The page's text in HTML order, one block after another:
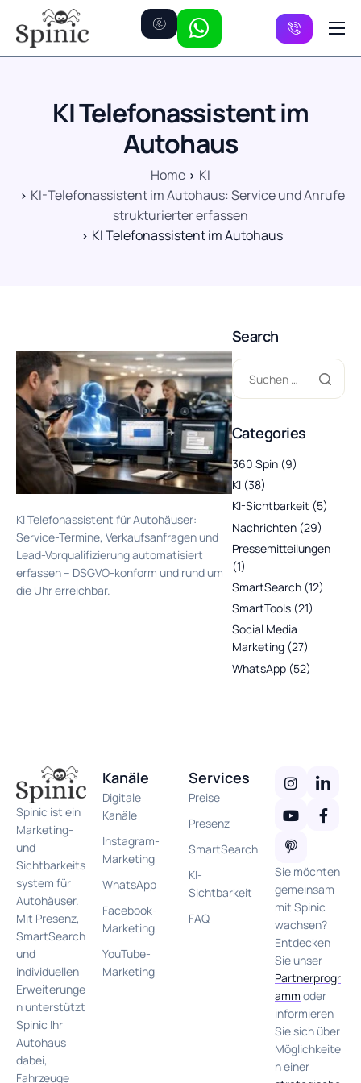
Preise
KI Telefonassistent im
Autohaus
Home
KI
KI-Telefonassistent im Autohaus: Service und Anrufe
strukturierter erfassen
KI Telefonassistent im Autohaus
KI Telefonassistent für Autohäuser:
Service-Termine, Verkaufsanfragen und
Lead-Vorqualifizierung automatisiert
erfassen – DSGVO-konform und rund um
die Uhr erreichbar.
Search
Categories
360 Spin(9)
KI(38)
KI-Sichtbarkeit (5)
Nachrichten(29)
Pressemitteilungen
(1)
SmartSearch(12)
SmartTools(21)
Social Media
Marketing(27)
WhatsApp(52)
Spinic ist ein
Marketing-
und
Sichtbarkeits
system für
Autohäuser.
Mit Presenz,
SmartSearch
und
individuellen
Erweiterunge
n unterstützt
Spinic Ihr
Autohaus
dabei,
Fahrzeuge
Kanäle
Digitale
Kanäle
Instagram-
Marketing
WhatsApp
Facebook-
Marketing
YouTube-
Marketing
Services
Preise
Presenz
SmartSearch
KI-
Sichtbarkeit
FAQ
Sie möchten
gemeinsam
mit Spinic
wachsen?
Entdecken
Sie unser
Partnerprogr
amm oder
informieren
Sie sich über
Möglichkeite
n einer